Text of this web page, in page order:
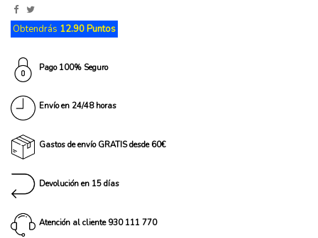
Obtendrás 12.90 Puntos
Pago 100% Seguro
Envío en 24/48 horas
Gastos de envío GRATIS desde 60€
Devolución en 15 días
Atención al cliente 930 111 770